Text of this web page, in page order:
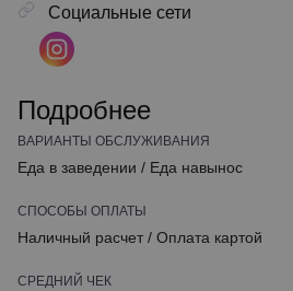
Социальные сети
Подробнее
ВАРИАНТЫ ОБСЛУЖИВАНИЯ
Еда в заведении / Еда навынос
СПОСОБЫ ОПЛАТЫ
Наличный расчет / Оплата картой
СРЕДНИЙ ЧЕК